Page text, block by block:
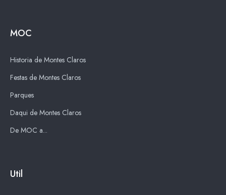
MOC
Historia de Montes Claros
Festas de Montes Claros
Parques
Daqui de Montes Claros
De MOC a...
Util